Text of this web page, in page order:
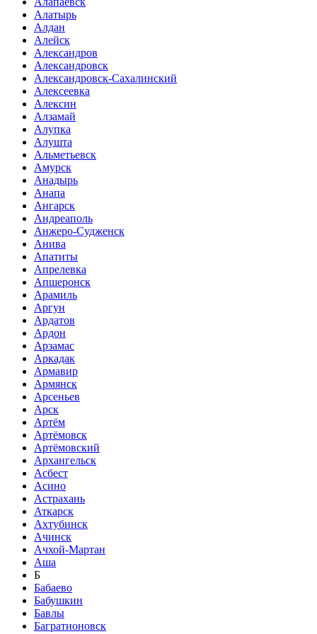
Алатырь
Алдан
Алейск
Александров
Александровск
Александровск-Сахалинский
Алексеевка
Алексин
Алзамай
Алупка
Алушта
Альметьевск
Амурск
Анадырь
Анапа
Ангарск
Андреаполь
Анжеро-Судженск
Анива
Апатиты
Апрелевка
Апшеронск
Арамиль
Аргун
Ардатов
Ардон
Арзамас
Аркадак
Армавир
Армянск
Арсеньев
Арск
Артём
Артёмовск
Артёмовский
Архангельск
Асбест
Асино
Астрахань
Аткарск
Ахтубинск
Ачинск
Ачхой-Мартан
Аша
Б
Бабаево
Бабушкин
Бавлы
Багратионовск